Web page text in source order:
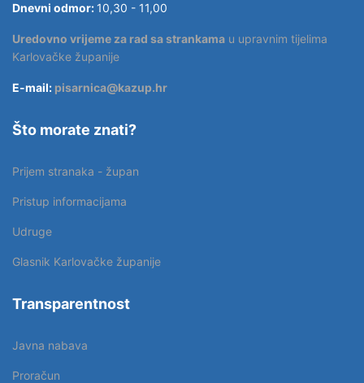
Dnevni odmor: 10,30 - 11,00
Uredovno vrijeme za rad sa strankama u upravnim tijelima
Karlovačke županije
E-mail: pisarnica@kazup.hr
Što morate znati?
Prijem stranaka - župan
Pristup informacijama
Udruge
Glasnik Karlovačke županije
Transparentnost
Javna nabava
Proračun